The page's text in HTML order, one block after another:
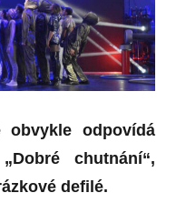
obvykle odpovídá
chutnání“,
defilé.